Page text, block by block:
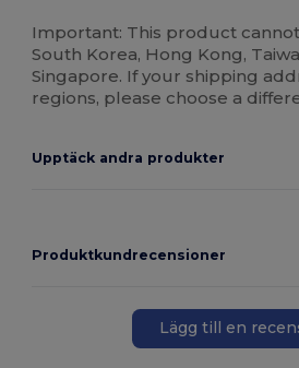
Important: This product
South Korea, Hong Kong,
Singapore. If your shipping
regions, please choose a
Upptäck andra produkter
Produktkundrecensioner
Lägg till en